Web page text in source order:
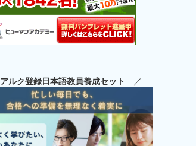
アルク登録日本語教員養成セット ／